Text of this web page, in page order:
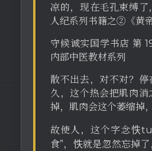
凉的，现在毛孔束缚了
人纪系列书籍之②《黄
守候诚实国学书店 第
内部中医教材系列
散不出去，对不对？停
久，这个热会把肌肉消
掉，肌肉会这个萎缩掉
故使人，这个字念怢
食”，怢就是忽然忘掉